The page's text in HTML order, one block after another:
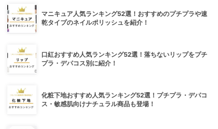
マニキュア人気ランキング52選！おすすめのプチプラや速
乾タイプのネイルポリッシュを紹介！
口紅おすすめ人気ランキング52選！落ちないリップをプチ
プラ・デパコス別に紹介！
化粧下地おすすめ人気ランキング52選！プチプラ・デパコ
ス・敏感肌向けナチュラル商品も登場！